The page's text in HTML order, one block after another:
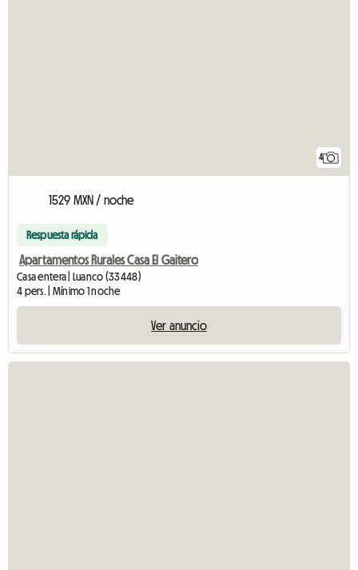
4
1529 MXN / noche
Respuesta rápida
Apartamentos Rurales Casa El Gaitero
Casa entera | Luanco (33448)
4 pers. | Mínimo 1 noche
Ver anuncio